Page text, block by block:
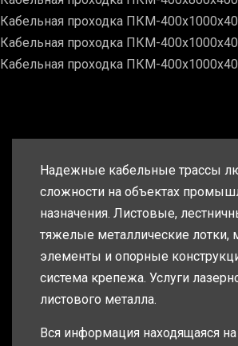
Кабельная проходка ПКМ-
Кабельная проходка ПКМ-
Кабельная проходка ПКМ-
Надежные кабельные трассы
сложности на объектах
назначения. Листовые,
тяжелые металлические лотки,
элементы и опорные
система крепежа. Услуги
листового металла.
Вся информация находящаяся